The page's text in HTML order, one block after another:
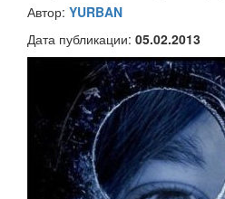
Автор: YURBAN
Дата публикации: 05.02.2013